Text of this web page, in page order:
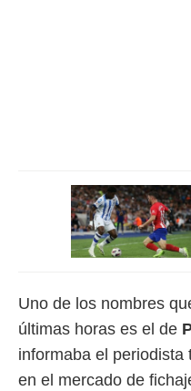
Puedes
web a
Uno de los nombres
últimas horas es el de
informaba el periodista
en el mercado de